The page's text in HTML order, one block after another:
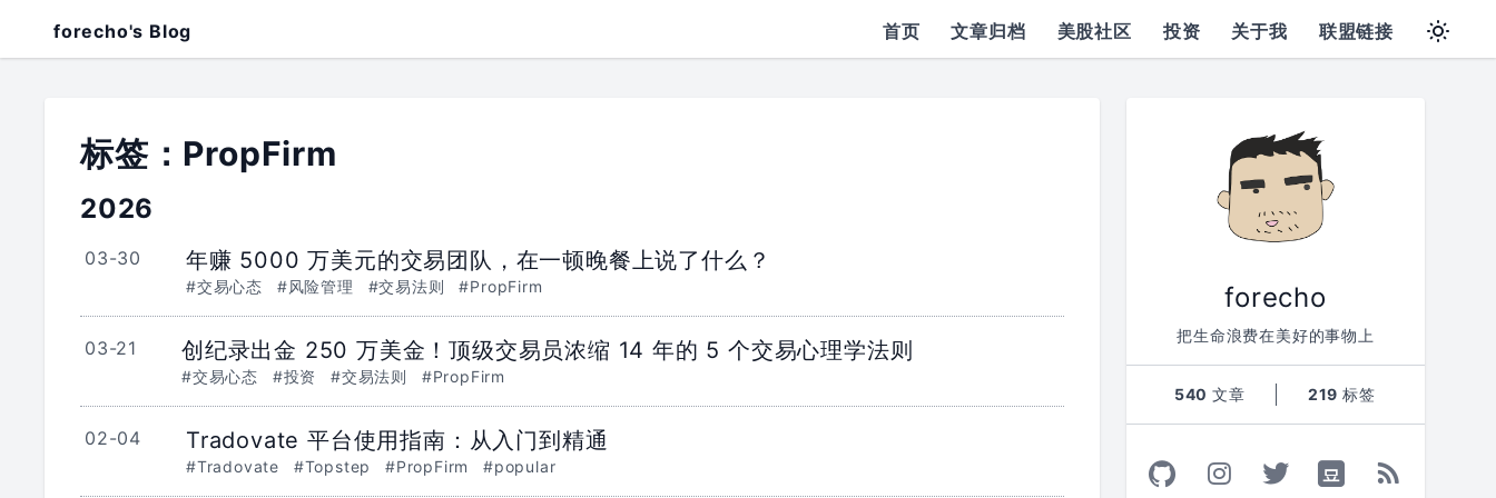
forecho's Blog 首页 文章归档 美股社区 投资 关于我 联盟链接
标签：PropFirm
2026
03-30 年赚 5000 万美元的交易团队，在一顿晚餐上说了什么？
#交易心态 #风险管理 #交易法则 #PropFirm
03-21 创纪录出金 250 万美金！顶级交易员浓缩 14 年的 5 个交易心理学法则
#交易心态 #投资 #交易法则 #PropFirm
02-04 Tradovate 平台使用指南：从入门到精通
#Tradovate #Topstep #PropFirm #popular
forecho
把生命浪费在美好的事物上
540文章 219标签